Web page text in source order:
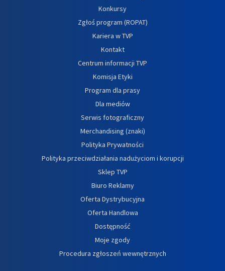
Konkursy
Zgłoś program (ROPAT)
Kariera w TVP
Kontakt
Centrum informacji TVP
Komisja Etyki
Program dla prasy
Dla mediów
Serwis fotograficzny
Merchandising (znaki)
Polityka Prywatności
Polityka przeciwdziałania nadużyciom i korupcji
Sklep TVP
Biuro Reklamy
Oferta Dystrybucyjna
Oferta Handlowa
Dostępność
Moje zgody
Procedura zgłoszeń wewnętrznych